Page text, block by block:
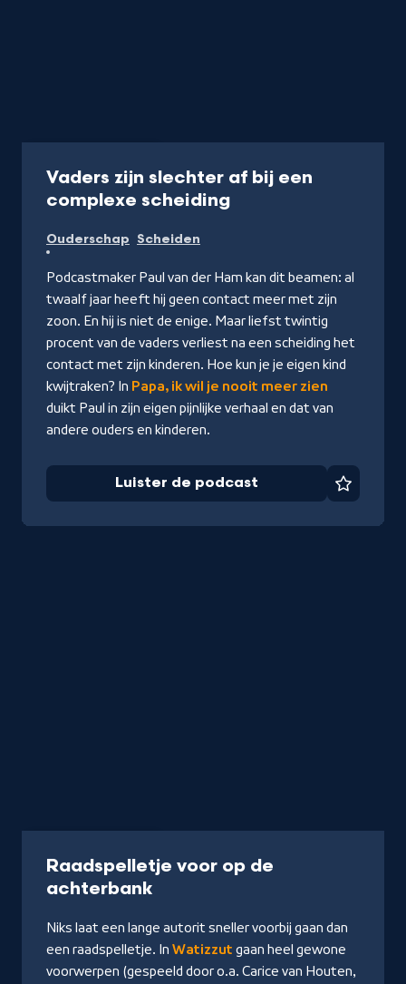
Vaders zijn slechter af bij een
complexe scheiding-
podcast
Ouderschap Scheiden
Podcastmaker Paul van der Ham kan dit beamen: al
twaalf jaar heeft hij geen contact meer met zijn
zoon. En hij is niet de enige. Maar liefst twintig
procent van de vaders verliest na een scheiding het
contact met zijn kinderen. Hoe kun je je eigen kind
kwijtraken? In Papa, ik wil je nooit meer zien
duikt Paul in zijn eigen pijnlijke verhaal en dat van
andere ouders en kinderen.
Luister de podcast
Raadspelletje voor op de
achterbank
de
podcast
Niks laat een lange autorit sneller voorbij gaan dan
een raadspelletje. In Watizzut gaan heel gewone
voorwerpen (gespeeld door o.a. Carice van Houten,